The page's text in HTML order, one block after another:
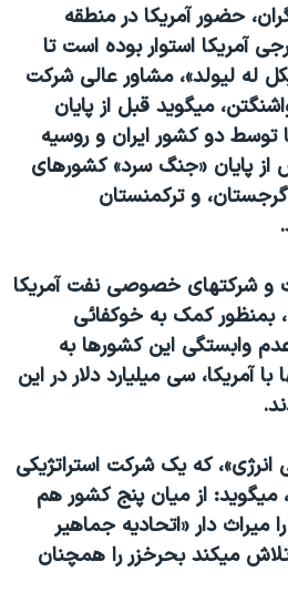
ایران
صلح
حضور آمريکا در منطقه
آمريکا استوار بوده است تا
له لیولد»، مشاور عالی شرکت
ميگويد قبل از پايان
توسط دو کشور ايران و روسيه
پايان «جنگ سرد» کشورهای
گرجستان، و ترکمنستان
و شرکتهای خصوصی نفت آمريکا
بمنظور کمک به خوکفائی
وابستگی اين کشورها به
آمريکا، سی ميليارد دلار در اين
که يک شرکت استراتژيکی
ميگويد: از ميان پنج کشور هم
ميراث دار «اتحاديه جماهير
ميکند بحرخزر را همچنان